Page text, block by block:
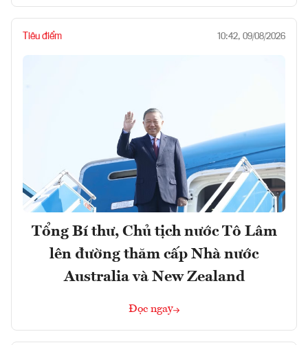
Tiêu điểm 10:42, 09/08/2026
Tổng Bí thư, Chủ tịch nước Tô Lâm
lên đường thăm cấp Nhà nước
Australia và New Zealand
Đọc ngay